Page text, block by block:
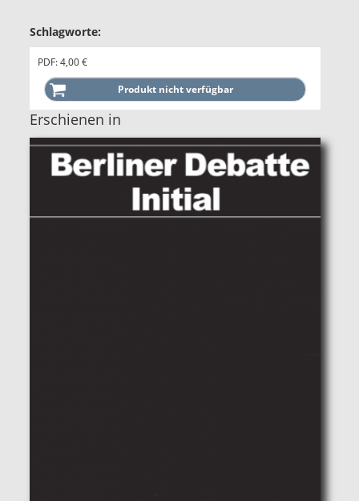
Schlagworte:
PDF: 4,00 €
Erschienen in